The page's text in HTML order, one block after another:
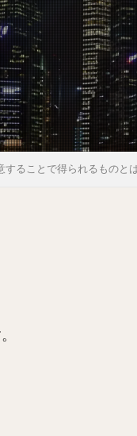
することで得られるものと